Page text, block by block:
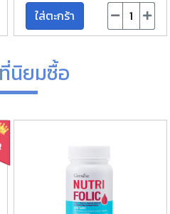
ใส่ตะกร้า
นิยมซื้อ